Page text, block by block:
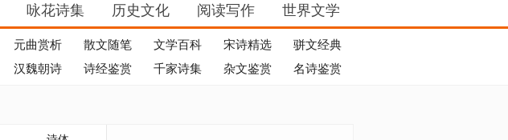
咏花诗集 历史文化 阅读写作 世界文学
元曲赏析 散文随笔 文学百科 宋诗精选
骈文经典
汉魏朝诗 诗经鉴赏 千家诗集 杂文鉴赏 名诗鉴赏